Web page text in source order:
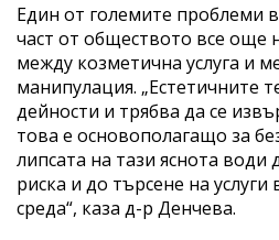
Един от големите проблеми
част от обществото все още
между козметична услуга и
манипулация. „Естетичните
дейности и трябва да се
това е основополагащо за
липсата на тази яснота води
риска и до търсене на
среда“, каза д-р Денчева.